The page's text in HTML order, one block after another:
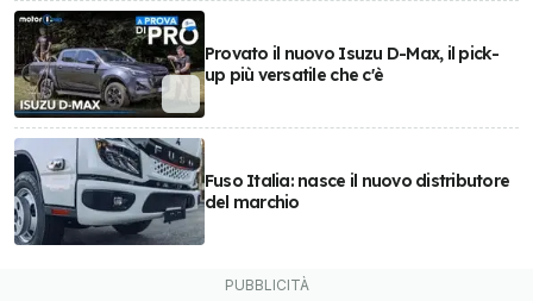
Provato il nuovo Isuzu D-Max, il pick-
up più versatile che c'è
Fuso Italia: nasce il nuovo distributore
del marchio